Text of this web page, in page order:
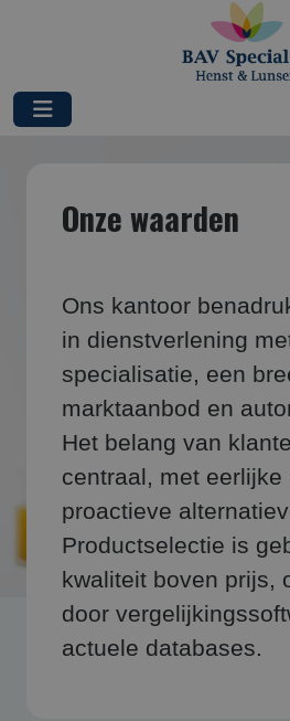
Onze waarden
Ons kantoor
in dienstverlening
specialisatie, een
marktaanbod en
Het belang van
centraal, met eerlijke
proactieve
Productselectie is
kwaliteit boven prijs,
door
actuele databases.